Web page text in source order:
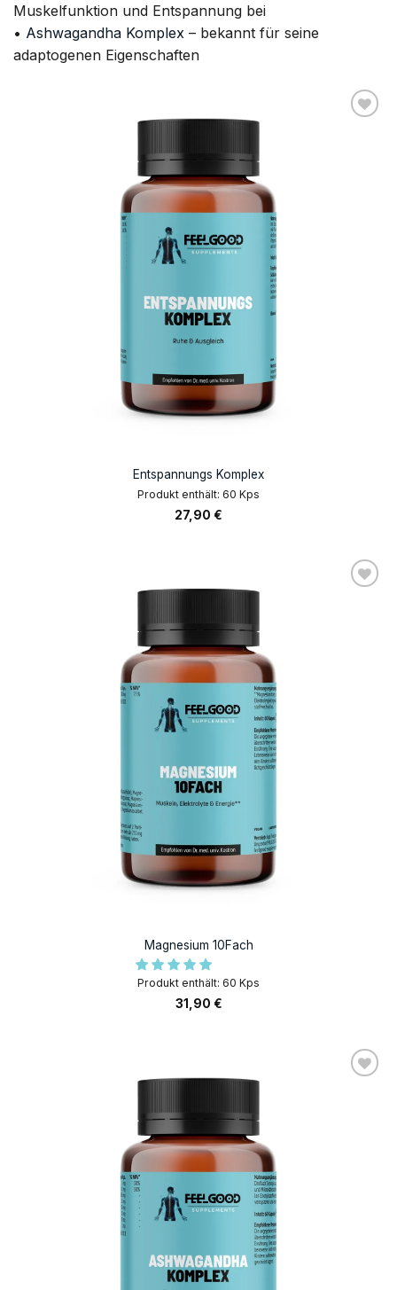
Muskelfunktion und Entspannung bei
• Ashwagandha Komplex – bekannt für seine
adaptogenen Eigenschaften
Entspannungs Komplex
Produkt enthält: 60 Kps
27,90 €
Magnesium 10Fach
Produkt enthält: 60 Kps
31,90 €